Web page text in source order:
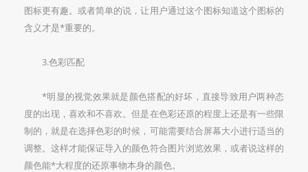
图标更有趣。或者简单的说，让用户通过这个图标知道这个图标的
含义才是*重要的。
3.色彩匹配
*明显的视觉效果就是颜色搭配的好坏，直接导致用户两种态
度的出现，喜欢和不喜欢。但是在色彩还原的程度上还是有一些限
制的，就是在选择色彩的时候，可能需要结合屏幕大小进行适当的
调整。这样才能保证导入的颜色符合图片浏览效果，或者说这样的
颜色能*大程度的还原事物本身的颜色。